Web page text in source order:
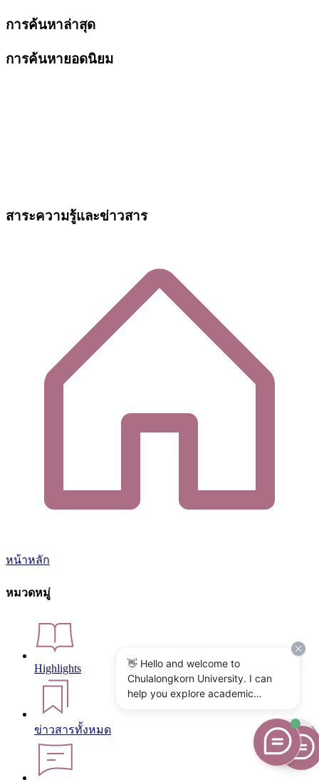
การค้นหาล่าสุด
การค้นหายอดนิยม
สาระความรู้และข่าวสาร
หน้าหลัก
หมวดหมู่
Highlights
ข่าวสารทั้งหมด
👋 Hello and welcome to
Chulalongkorn University. I can
help you explore academic